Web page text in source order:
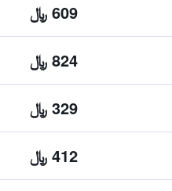
609 ﷼
824 ﷼
329 ﷼
412 ﷼